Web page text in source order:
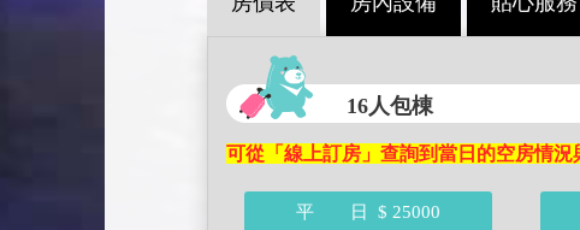
16人包棟
可從「線上訂房」查詢到當日的空房情況
平 日 $ 25000